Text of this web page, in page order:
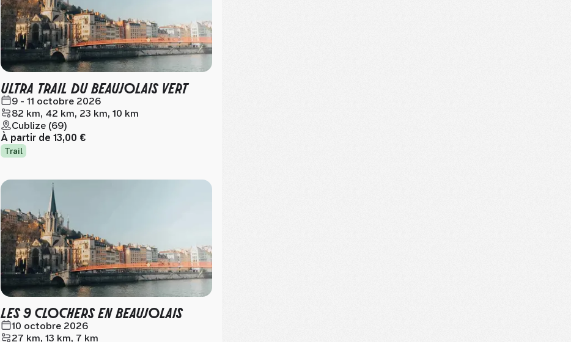
ULTRA TRAIL DU BEAUJOLAIS VERT
9 - 11 octobre 2026
82 km, 42 km, 23 km, 10 km
Cublize (69)
À partir de 13,00 €
Trail
LES 9 CLOCHERS EN BEAUJOLAIS
10 octobre 2026
27 km, 13 km, 7 km